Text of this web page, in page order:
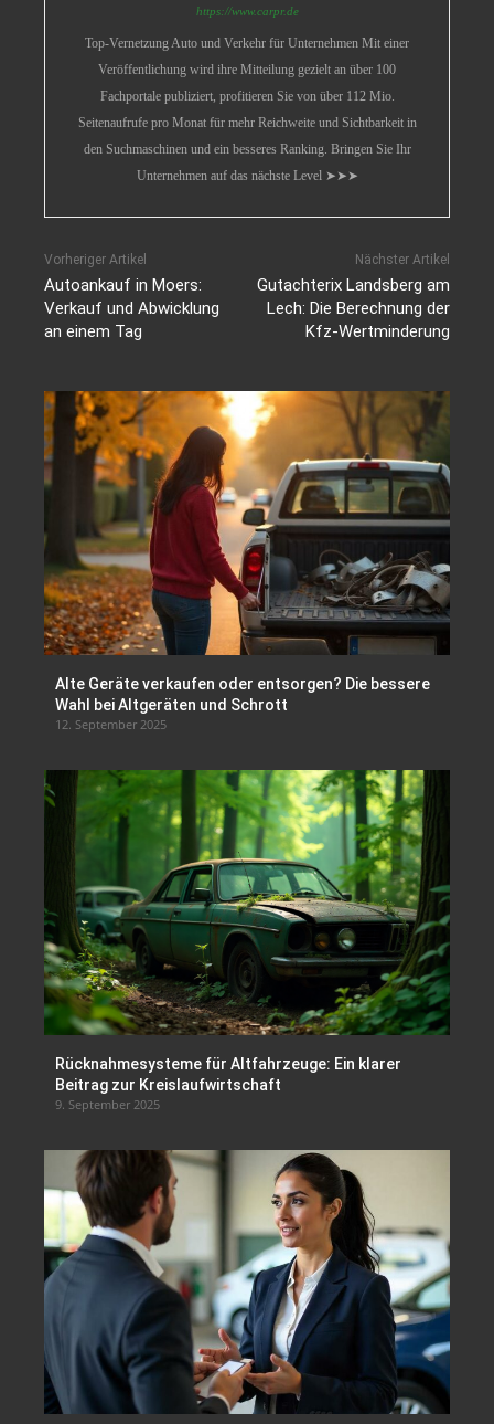
https://www.carpr.de
Top-Vernetzung Auto und Verkehr für Unternehmen Mit einer
Veröffentlichung wird ihre Mitteilung gezielt an über 100
Fachportale publiziert, profitieren Sie von über 112 Mio.
Seitenaufrufe pro Monat für mehr Reichweite und Sichtbarkeit in
den Suchmaschinen und ein besseres Ranking. Bringen Sie Ihr
Unternehmen auf das nächste Level ➤➤➤
Vorheriger Artikel
Autoankauf in Moers:
Verkauf und Abwicklung
an einem Tag
Nächster Artikel
Gutachterix Landsberg am
Lech: Die Berechnung der
Kfz-Wertminderung
Alte Geräte verkaufen oder entsorgen? Die bessere
Wahl bei Altgeräten und Schrott
12. September 2025
Rücknahmesysteme für Altfahrzeuge: Ein klarer
Beitrag zur Kreislaufwirtschaft
9. September 2025